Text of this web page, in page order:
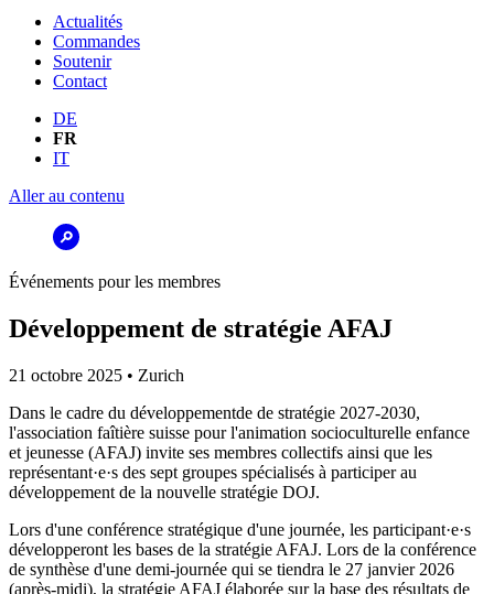
Actualités
Commandes
Soutenir
Contact
DE
FR
IT
Aller au contenu
Événements pour les membres
Développement de stratégie AFAJ
21 octobre 2025 • Zurich
Dans le cadre du développementde de stratégie 2027-2030,
l'association faîtière suisse pour l'animation socioculturelle enfance
et jeunesse (AFAJ) invite ses membres collectifs ainsi que les
représentant·e·s des sept groupes spécialisés à participer au
développement de la nouvelle stratégie DOJ.
Lors d'une conférence stratégique d'une journée, les participant·e·s
développeront les bases de la stratégie AFAJ. Lors de la conférence
de synthèse d'une demi-journée qui se tiendra le 27 janvier 2026
(après-midi), la stratégie AFAJ élaborée sur la base des résultats de